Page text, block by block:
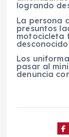
logrando
La persona
presuntos
motocicleta
Los
pasar al
denuncia